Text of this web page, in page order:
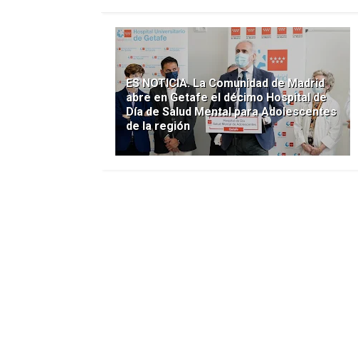
ES NOTICIA. La Comunidad de Madrid
abre en Getafe el décimo Hospital de
Día de Salud Mental para Adolescentes
de la región